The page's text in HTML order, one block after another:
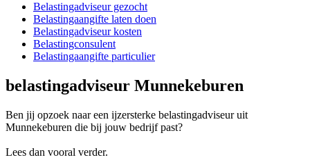
Belastingadviseur gezocht
Belastingaangifte laten doen
Belastingadviseur kosten
Belastingconsulent
Belastingaangifte particulier
belastingadviseur Munnekeburen
Ben jij opzoek naar een ijzersterke belastingadviseur uit
Munnekeburen die bij jouw bedrijf past?
Lees dan vooral verder.